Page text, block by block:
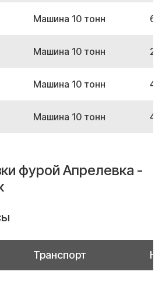
Машина 10 тонн
Машина 10 тонн
Машина 10 тонн
Машина 10 тонн
фурой Апрелевка -
Транспорт